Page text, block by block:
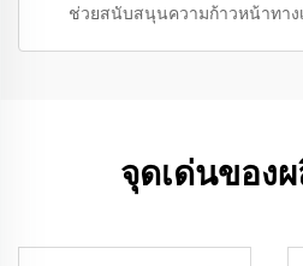
ช่วยสนับสนุนความก้าวหน้าทา
จุดเด่นของ